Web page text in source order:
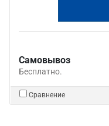
Самовывоз
Бесплатно.
Сравнение